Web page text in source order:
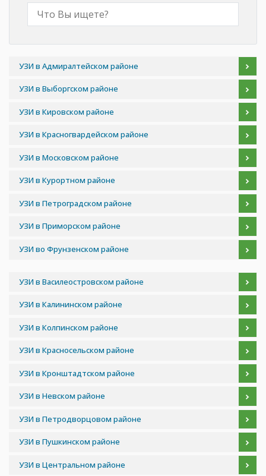
УЗИ в Адмиралтейском районе
УЗИ в Выборгском районе
УЗИ в Кировском районе
УЗИ в Красногвардейском районе
УЗИ в Московском районе
УЗИ в Курортном районе
УЗИ в Петроградском районе
УЗИ в Приморском районе
УЗИ во Фрунзенском районе
УЗИ в Василеостровском районе
УЗИ в Калининском районе
УЗИ в Колпинском районе
УЗИ в Красносельском районе
УЗИ в Кронштадтском районе
УЗИ в Невском районе
УЗИ в Петродворцовом районе
УЗИ в Пушкинском районе
УЗИ в Центральном районе